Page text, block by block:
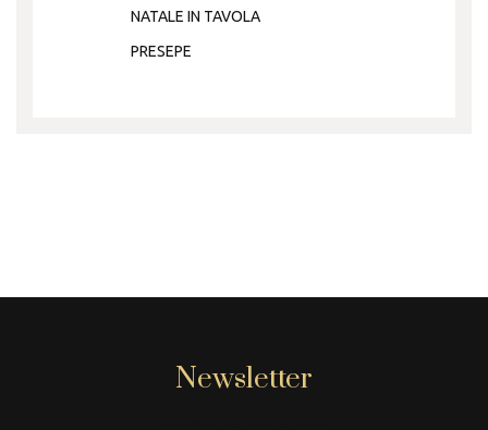
NATALE IN TAVOLA
PRESEPE
Newsletter